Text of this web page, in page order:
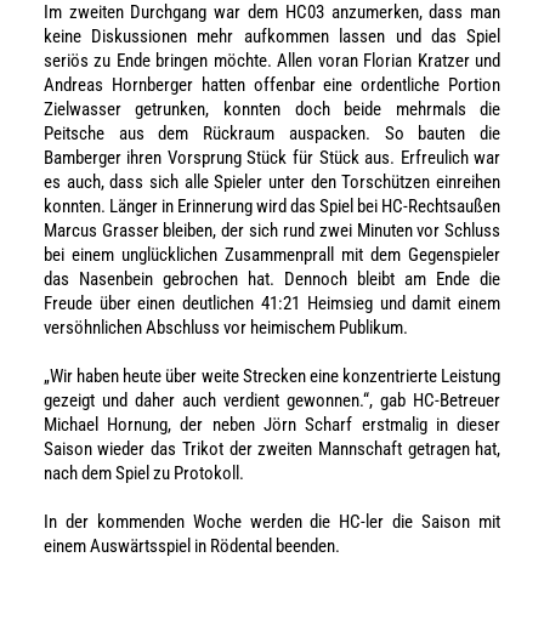
Im zweiten Durchgang war dem HC03 anzumerken, dass man
keine Diskussionen mehr aufkommen lassen und das Spiel
seriös zu Ende bringen möchte. Allen voran Florian Kratzer und
Andreas Hornberger hatten offenbar eine ordentliche Portion
Zielwasser getrunken, konnten doch beide mehrmals die
Peitsche aus dem Rückraum auspacken. So bauten die
Bamberger ihren Vorsprung Stück für Stück aus. Erfreulich war
es auch, dass sich alle Spieler unter den Torschützen einreihen
konnten. Länger in Erinnerung wird das Spiel bei HC-Rechtsaußen
Marcus Grasser bleiben, der sich rund zwei Minuten vor Schluss
bei einem unglücklichen Zusammenprall mit dem Gegenspieler
das Nasenbein gebrochen hat. Dennoch bleibt am Ende die
Freude über einen deutlichen 41:21 Heimsieg und damit einem
versöhnlichen Abschluss vor heimischem Publikum.
„Wir haben heute über weite Strecken eine konzentrierte Leistung
gezeigt und daher auch verdient gewonnen.“, gab HC-Betreuer
Michael Hornung, der neben Jörn Scharf erstmalig in dieser
Saison wieder das Trikot der zweiten Mannschaft getragen hat,
nach dem Spiel zu Protokoll.
In der kommenden Woche werden die HC-ler die Saison mit
einem Auswärtsspiel in Rödental beenden.